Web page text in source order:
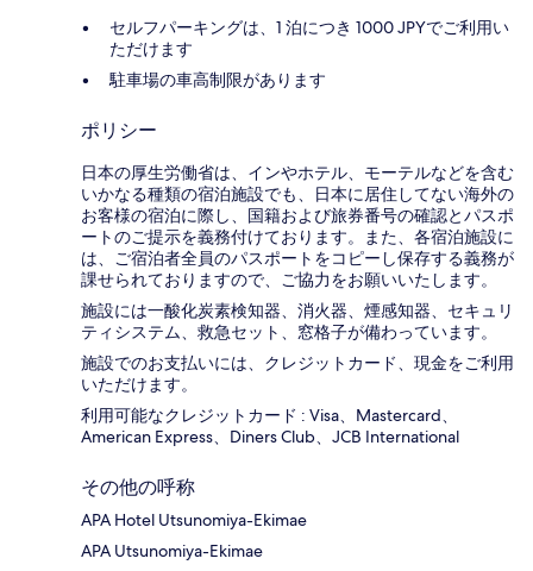
セルフパーキングは、1 泊につき 1000 JPYでご利用い
ただけます
駐車場の車高制限があります
ポリシー
日本の厚生労働省は、インやホテル、モーテルなどを含む
いかなる種類の宿泊施設でも、日本に​居住してない海外の
お客様の宿泊に際し、国籍および旅券番号の確認とパスポ
ートのご提示を義務付け​ております。また、各宿泊施設に
は、ご宿泊者全員のパスポートをコピーし保存する義務が
課せられておりますの​で、ご協力をお願いいたします。
施設には一酸化炭素検知器、消火器、煙感知器、セキュリ
ティシステム、救急セット、窓格子が備わっています。
施設でのお支払いには、クレジットカード、現金をご利用
いただけます。
利用可能なクレジットカード : Visa、Mastercard、
American Express、Diners Club、JCB International
その他の呼称
APA Hotel Utsunomiya-Ekimae
APA Utsunomiya-Ekimae